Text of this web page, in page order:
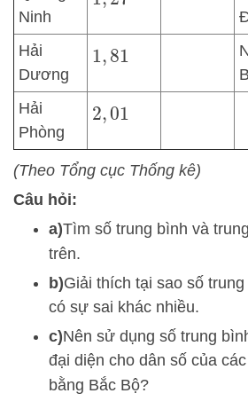
Ninh
Hải
Dương
1, 81
Hải
Phòng
2,01
(Theo Tổng cục Thống kê)
Câu hỏi:
a)Tìm số trung bình và
trên.
b)Giải thích tại sao số
có sự sai khác nhiều.
c)Nên sử dụng số trung
đại diện cho dân số của
bằng Bắc Bộ?